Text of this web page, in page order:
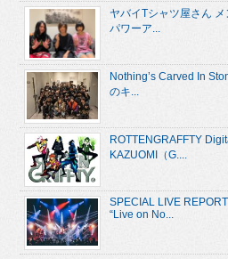
ヤバイTシャツ屋さん
パワーア...
Nothing’s Carved In
のキ...
ROTTENGRAFFTY
KAZUOMI（G....
SPECIAL LIVE
“Live on No...